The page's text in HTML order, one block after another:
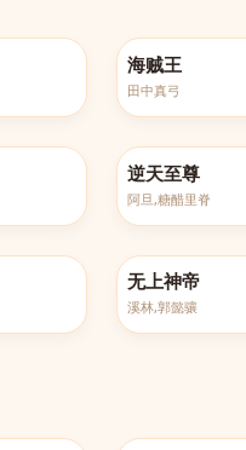
海贼王
田中真弓
逆天至尊
阿旦,糖醋里脊
更新至第607集
无上神帝
溪林,郭懿骧